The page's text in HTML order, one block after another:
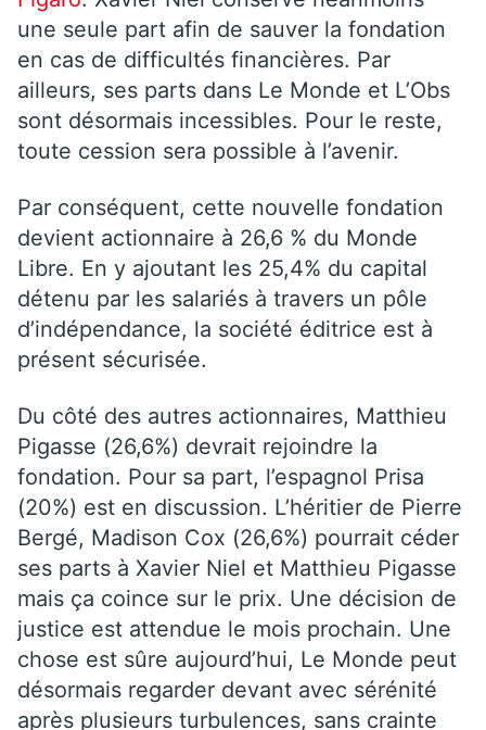
une seule part afin de sauver la fondation
en cas de difficultés financières. Par
ailleurs, ses parts dans Le Monde et L’Obs
sont désormais incessibles. Pour le reste,
toute cession sera possible à l’avenir.
Par conséquent, cette nouvelle fondation
devient actionnaire à 26,6 % du Monde
Libre. En y ajoutant les 25,4% du capital
détenu par les salariés à travers un pôle
d’indépendance, la société éditrice est à
présent sécurisée.
Du côté des autres actionnaires, Matthieu
Pigasse (26,6%) devrait rejoindre la
fondation. Pour sa part, l’espagnol Prisa
(20%) est en discussion. L’héritier de Pierre
Bergé, Madison Cox (26,6%) pourrait céder
ses parts à Xavier Niel et Matthieu Pigasse
mais ça coince sur le prix. Une décision de
justice est attendue le mois prochain. Une
chose est sûre aujourd’hui, Le Monde peut
désormais regarder devant avec sérénité
après plusieurs turbulences, sans crainte